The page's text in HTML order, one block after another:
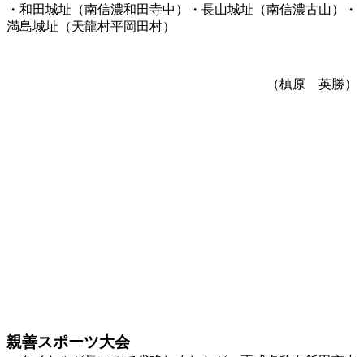
・和田城址（南信濃和田寺中）・長山城址（南信濃古山）・
満島城址（天龍村平岡田村）
（槙原 英勝）
親善スポーツ大会